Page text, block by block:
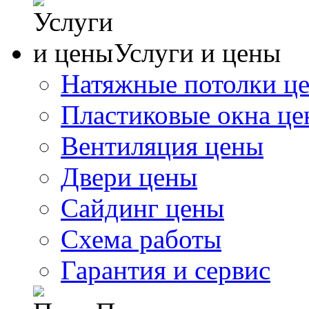
Услуги и цены
Натяжные потолки
Пластиковые окна
Вентиляция цены
Двери цены
Сайдинг цены
Схема работы
Гарантия и сервис